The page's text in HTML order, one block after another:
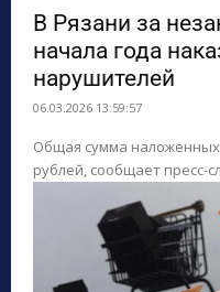
О НАС
В Рязани за
начала года
нарушителей
06.03.2026 13:59:57
Общая сумма
рублей, сообщает пресс-